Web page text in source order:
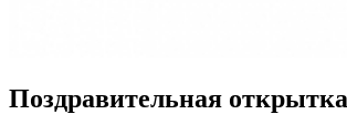
Поздравительная